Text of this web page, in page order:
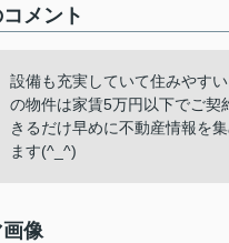
メント
設備も充実していて住みやす
の物件は家賃5万円以下でご契
きるだけ早めに不動産情報を
ます(^_^)
像